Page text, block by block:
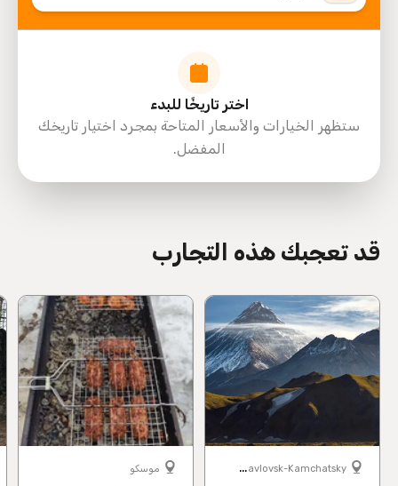
اختر تاريخًا للبدء
ستظهر الخيارات والأسعار المتاحة بمجرد اختيار تاريخك
المفضل.
قد تعجبك هذه التجارب
P
etropavlovsk-Kamchatsky
موسكو